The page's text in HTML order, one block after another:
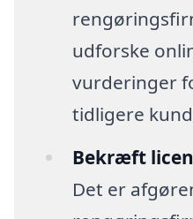
udforske
vurderinger
tidligere
Bekræft
Det er